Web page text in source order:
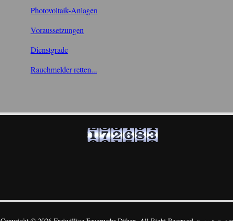
Photovoltaik-Anlagen
Voraussetzungen
Dienstgrade
Rauchmelder retten...